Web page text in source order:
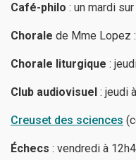
Café-philo : un mardi
Chorale de Mme Lopez
Chorale liturgique :
Club audiovisuel : jeudi
Creuset des sciences
Échecs : vendredi à